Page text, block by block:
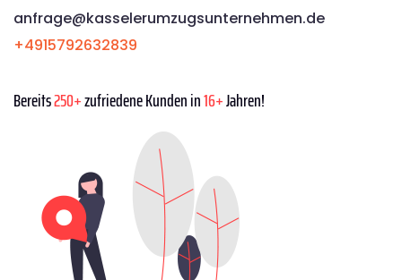
anfrage@kasselerumzugsunternehmen.de
+4915792632839
Bereits250+zufriedene Kunden in16+Jahren!